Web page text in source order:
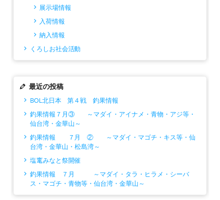
展示場情報
入荷情報
納入情報
くろしお社会活動
最近の投稿
BOL北日本 第４戦 釣果情報
釣果情報７月③ ～マダイ・アイナメ・青物・アジ等・
仙台湾・金華山～
釣果情報 ７月 ② ～マダイ・マゴチ・キス等・仙
台湾・金華山・松島湾～
塩竃みなと祭開催
釣果情報 ７月 ～マダイ・タラ・ヒラメ・シーバ
ス・マゴチ・青物等・仙台湾・金華山～